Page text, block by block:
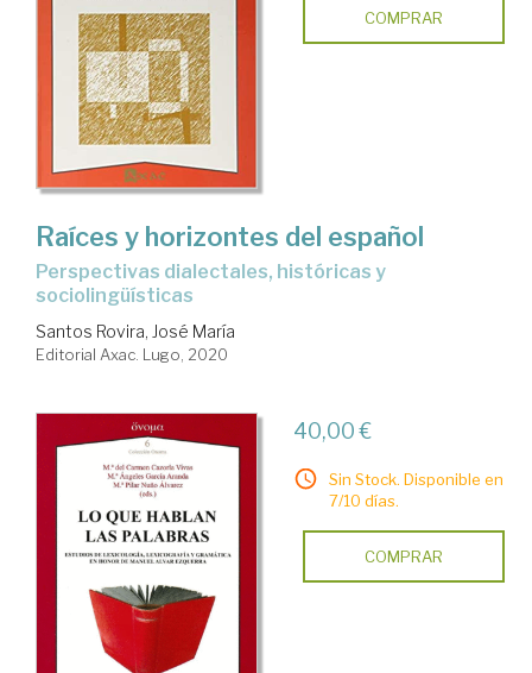
COMPRAR
Raíces y horizontes del español
perspectivas dialectales, históricas y
sociolingüísticas
Santos Rovira, José María
Editorial Axac. Lugo, 2020
40,00 €
Sin Stock. Disponible en
7/10 días.
COMPRAR